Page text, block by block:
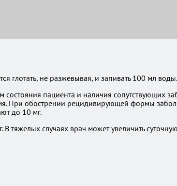
глотать, не разжевывая, и запивать 100 мл воды.
пациента и наличия сопутствующих
При обострении рецидивирующей формы
до 10 мг.
случаях врач может увеличить